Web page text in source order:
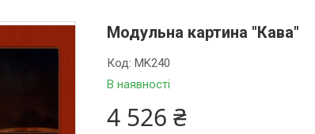
Модульна картина "Кава"
В наявності
Код:MK240
4 526 ₴